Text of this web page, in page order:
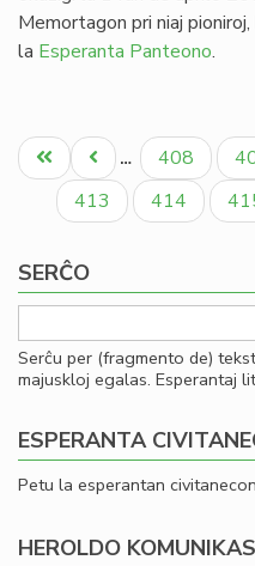
Memortagon pri niaj
la Esperanta Panteono.
Pagination
Unua
paĝo
Antaŭa
paĝo
… Paĝo
408
Paĝo
413 Paĝo
414
SERĈO
Serĉu per (fragmento de)
majuskloj egalas. Esperantaj
ESPERANTA
Petu la esperantan
HEROLDO